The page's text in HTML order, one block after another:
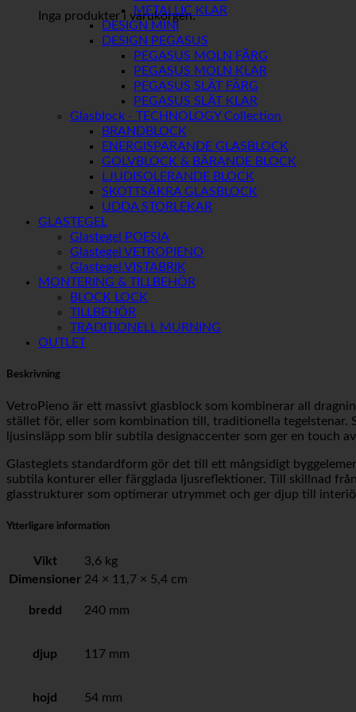
Inga produkter i varukorgen.
METALLIC KLAR
DESIGN MINI
DESIGN PEGASUS
PEGASUS MOLN FÄRG
PEGASUS MOLN KLAR
PEGASUS SLÄT FÄRG
PEGASUS SLÄT KLAR
Glasblock - TECHNOLOGY Collection
BRANDBLOCK
ENERGISPARANDE GLASBLOCK
GOLVBLOCK & BÄRANDE BLOCK
LJUDISOLERANDE BLOCK
SKOTTSÄKRA GLASBLOCK
UDDA STORLEKAR
GLASTEGEL
Glastegel POESIA
Glastegel VETROPIENO
Glastegel VISTABRIK
MONTERING & TILLBEHÖR
BLOCK LOCK
TILLBEHÖR
TRADITIONELL MURNING
OUTLET
Beskrivning
VetroPieno är ett massivt glasblock som kombinerar all
stället för, eller som kombination till, traditionella tegelstenar.
ljusinsläpp som blir subtila designaccenter som ger en touch
Glasteglets standardform gör det till ett mångsidigt
subtila konturer eller färgglada ljusreflektioner. Till skillnad
glasstrukturer som optimerar utrymmet och ger djup till
Ytterligare information
Vikt
3,6 kg
Dimensioner 24 × 11,7 × 5,4 cm
bredd 240 mm
djup 117 mm
hojd 54 mm